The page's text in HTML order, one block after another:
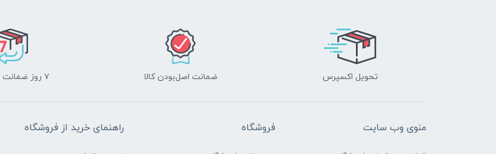
تحویل اکسپرس ضمانت اصل‌بودن کالا ۷ روز ضمانت بازگشت
منوی وب سایت فروشگاه راهنمای خرید از فروشگاه